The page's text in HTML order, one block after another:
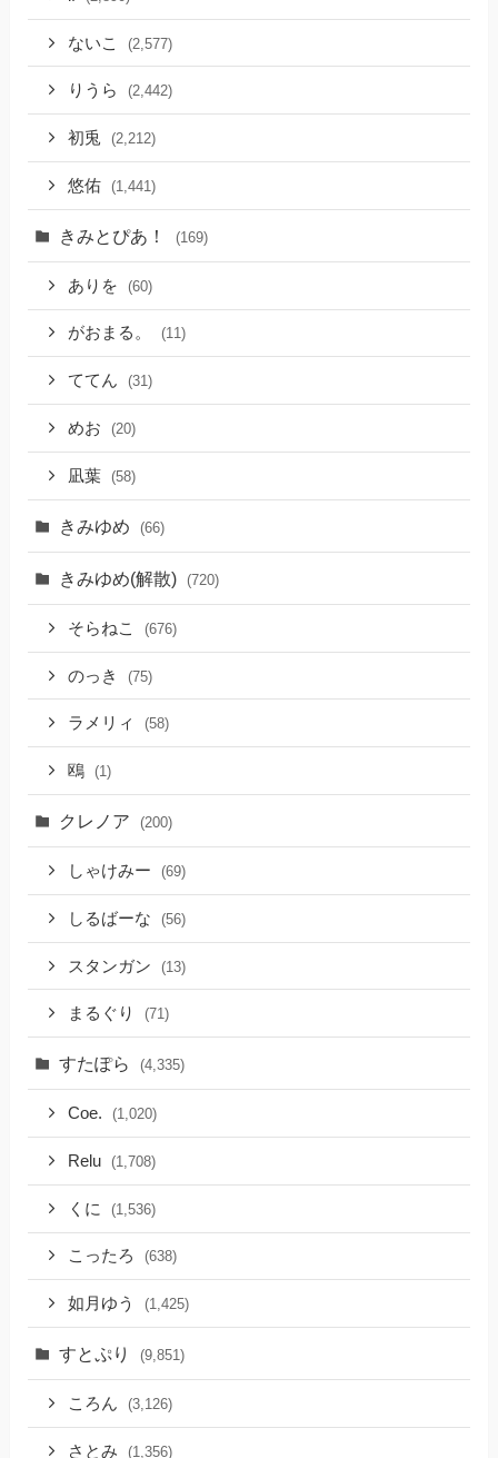
ないこ (2,577)
りうら (2,442)
初兎 (2,212)
悠佑 (1,441)
きみとぴあ！ (169)
ありを (60)
がおまる。 (11)
ててん (31)
めお (20)
凪葉 (58)
きみゆめ (66)
きみゆめ(解散) (720)
そらねこ (676)
のっき (75)
ラメリィ (58)
鴎 (1)
クレノア (200)
しゃけみー (69)
しるばーな (56)
スタンガン (13)
まるぐり (71)
すたぽら (4,335)
Coe. (1,020)
Relu (1,708)
くに (1,536)
こったろ (638)
如月ゆう (1,425)
すとぷり (9,851)
ころん (3,126)
さとみ (1,356)